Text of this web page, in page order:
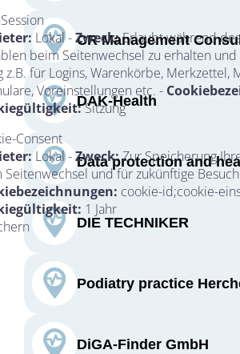
Lokal -Zweck:Erlaubt während
beim Seitenwechsel zu erhalten
z.B. für Logins, Warenkörbe, Merkzettel,
Voreinstellungen etc. -
Sitzung
Consent
Lokal -Zweck:Zur Speicherung
Seitenwechsel und für zukünftige
cookie-id;cookie-
1 Jahr
CR Management
DAK-Health
Data protection and
DIE TECHNIKER
Podiatry practice
DiGA-Finder GmbH